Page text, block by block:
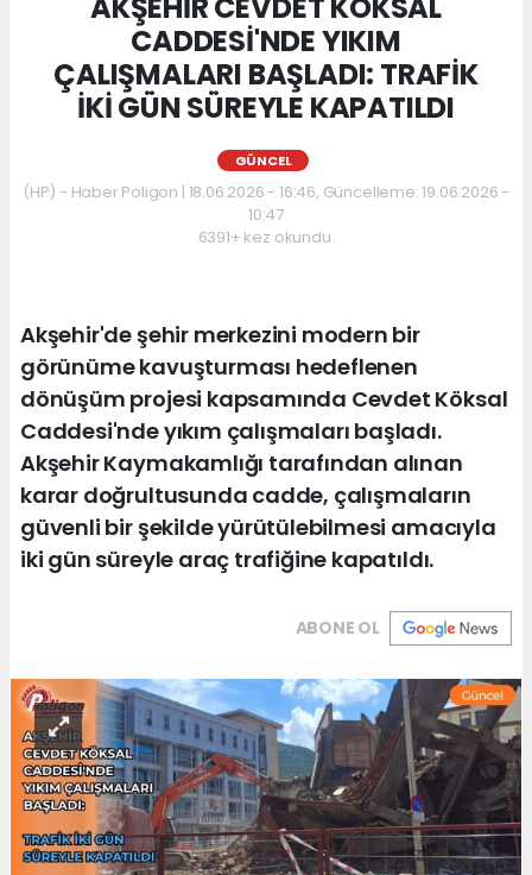
AKŞEHİR CEVDET KÖKSAL
CADDESİ'NDE YIKIM
ÇALIŞMALARI BAŞLADI: TRAFİK
İKİ GÜN SÜREYLE KAPATILDI
GÜNCEL
(HP) - Haber Poligon | 18.06.2026 - 16:46, Güncelleme: 19.06.2026 -
10:47
6391+ kez okundu.
Akşehir'de şehir merkezini modern bir
görünüme kavuşturması hedeflenen
dönüşüm projesi kapsamında Cevdet Köksal
Caddesi'nde yıkım çalışmaları başladı.
Akşehir Kaymakamlığı tarafından alınan
karar doğrultusunda cadde, çalışmaların
güvenli bir şekilde yürütülebilmesi amacıyla
iki gün süreyle araç trafiğine kapatıldı.
ABONE OL